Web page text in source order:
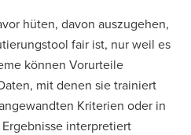
hüten, davon auszugehen,
fair ist, nur weil es
können Vorurteile
mit denen sie trainiert
Kriterien oder in
interpretiert